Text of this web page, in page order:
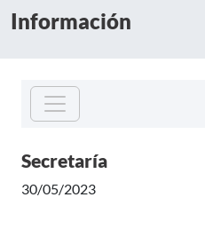
Información
Secretaría
30/05/2023